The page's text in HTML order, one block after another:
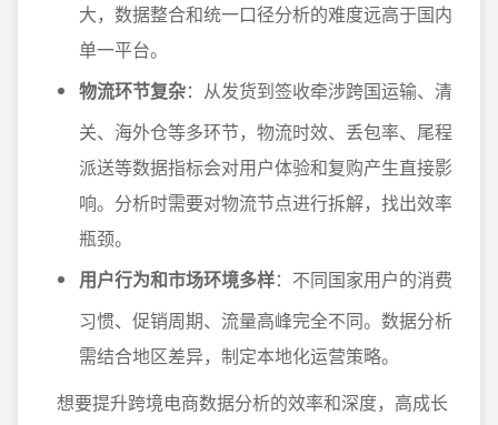
大，数据整合和统一口径分析的难度远高于国内
单一平台。
物流环节复杂：从发货到签收牵涉跨国运输、清
关、海外仓等多环节，物流时效、丢包率、尾程
派送等数据指标会对用户体验和复购产生直接影
响。分析时需要对物流节点进行拆解，找出效率
瓶颈。
用户行为和市场环境多样：不同国家用户的消费
习惯、促销周期、流量高峰完全不同。数据分析
需结合地区差异，制定本地化运营策略。
想要提升跨境电商数据分析的效率和深度，高成长